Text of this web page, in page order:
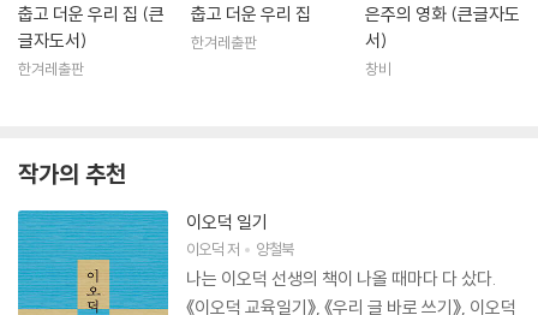
춥고 더운 우리 집 (큰
글자도서)
한겨레출판
춥고 더운 우리 집
한겨레출판
은주의 영화 (큰글자도
서)
창비
작가의 추천
이오덕 일기
이오덕저 양철북
나는 이오덕 선생의 책이 나올 때마다 다 샀다.
《이오덕 교육일기》, 《우리 글 바로 쓰기》, 이오덕